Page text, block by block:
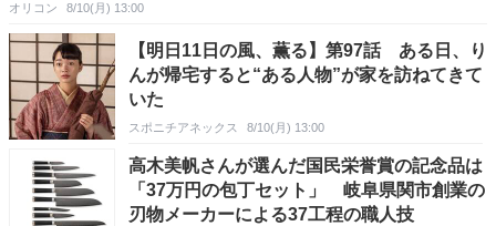
オリコン 8/10(月) 13:00
【明日11日の風、薫る】第97話 ある日、り
んが帰宅すると“ある人物”が家を訪ねてきて
いた
スポニチアネックス 8/10(月) 13:00
高木美帆さんが選んだ国民栄誉賞の記念品は
「37万円の包丁セット」 岐阜県関市創業の
刃物メーカーによる37工程の職人技